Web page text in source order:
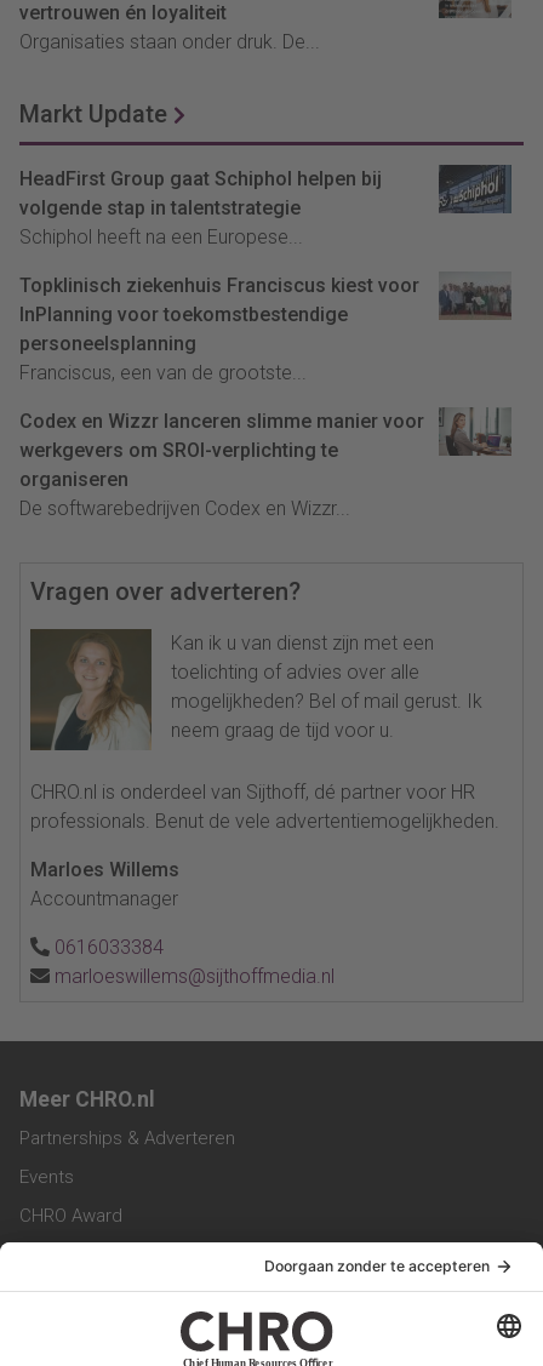
vertrouwen én loyaliteit
Organisaties staan onder druk. De...
Markt Update
HeadFirst Group gaat Schiphol helpen bij
volgende stap in talentstrategie
Schiphol heeft na een Europese...
Topklinisch ziekenhuis Franciscus kiest voor
InPlanning voor toekomstbestendige
personeelsplanning
Franciscus, een van de grootste...
Codex en Wizzr lanceren slimme manier voor
werkgevers om SROI-verplichting te
organiseren
De softwarebedrijven Codex en Wizzr...
Vragen over adverteren?
Kan ik u van dienst zijn met een
toelichting of advies over alle
mogelijkheden? Bel of mail gerust. Ik
neem graag de tijd voor u.
CHRO.nl is onderdeel van Sijthoff, dé partner voor HR
professionals. Benut de vele advertentiemogelijkheden.
Marloes Willems
Accountmanager
0616033384
marloeswillems@sijthoffmedia.nl
Meer CHRO.nl
Partnerships & Adverteren
Events
CHRO Award
CHRO Magazine
Service & Contact